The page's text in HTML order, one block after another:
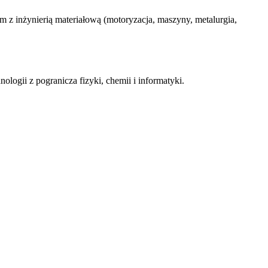
inżynierią materiałową (motoryzacja, maszyny, metalurgia,
z pogranicza fizyki, chemii i informatyki.